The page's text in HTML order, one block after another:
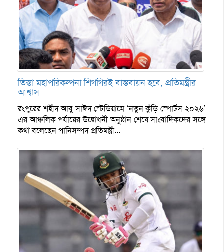
তিস্তা মহাপরিকল্পনা শিগগিরই বাস্তবায়ন হবে, প্রতিমন্ত্রীর
আশ্বাস
রংপুরের শহীদ আবু সাঈদ স্টেডিয়ামে ‘নতুন কুঁড়ি স্পোর্টস-২০২৬’
এর আঞ্চলিক পর্যায়ের উদ্বোধনী অনুষ্ঠান শেষে সাংবাদিকদের সঙ্গে
কথা বলেছেন পানিসম্পদ প্রতিমন্ত্রী...